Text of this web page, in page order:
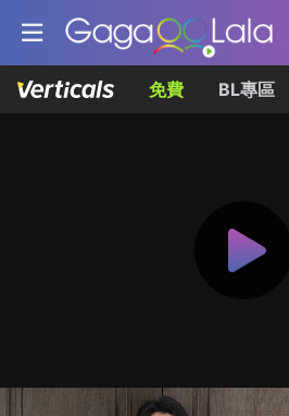
免費 BL專區